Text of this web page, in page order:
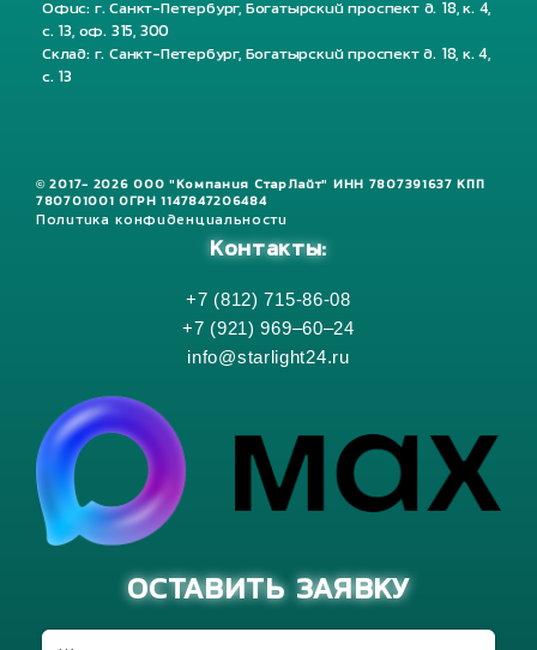
Офис: г. Санкт-Петербург, Богатырский проспект д. 18, к. 4,
с. 13, оф. 315, 300
Склад: г. Санкт-Петербург, Богатырский проспект д. 18, к. 4,
с. 13
© 2017- 2026 ООО "Компания СтарЛайт" ИНН 7807391637 КПП
780701001 ОГРН 1147847206484
Политика конфиденциальности
Контакты:
+7 (812) 715-86-08
+7 (921) 969–60–24
info@starlight24.ru
ОСТАВИТЬ ЗАЯВКУ